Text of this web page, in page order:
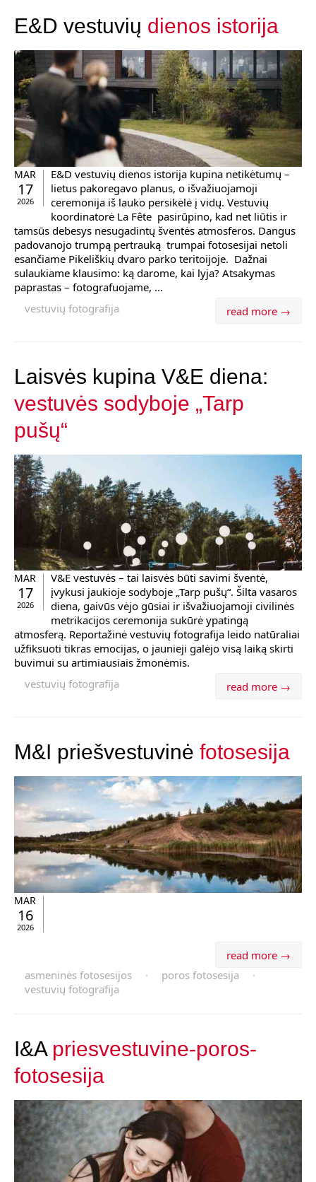
E&D vestuvių dienos istorija
MAR
17
2026
E&D vestuvių dienos istorija kupina netikėtumų –
lietus pakoregavo planus, o išvažiuojamoji
ceremonija iš lauko persikėlė į vidų. Vestuvių
koordinatorė La Fête pasirūpino, kad net liūtis ir
tamsūs debesys nesugadintų šventės atmosferos. Dangus
padovanojo trumpą pertrauką trumpai fotosesijai netoli
esančiame Pikeliškių dvaro parko teritoijoje. Dažnai
sulaukiame klausimo: ką darome, kai lyja? Atsakymas
paprastas – fotografuojame, ...
read more →
vestuvių fotografija
Laisvės kupina V&E diena:
vestuvės sodyboje „Tarp
pušų“
MAR
17
2026
V&E vestuvės – tai laisvės būti savimi šventė,
įvykusi jaukioje sodyboje „Tarp pušų“. Šilta vasaros
diena, gaivūs vėjo gūsiai ir išvažiuojamoji civilinės
metrikacijos ceremonija sukūrė ypatingą
atmosferą. Reportažinė vestuvių fotografija leido natūraliai
užfiksuoti tikras emocijas, o jaunieji galėjo visą laiką skirti
buvimui su artimiausiais žmonėmis.
read more →
vestuvių fotografija
M&I priešvestuvinė fotosesija
MAR
16
2026
read more →
asmeninės fotosesijos
· poros fotosesija
·
vestuvių fotografija
I&A priesvestuvine-poros-
fotosesija